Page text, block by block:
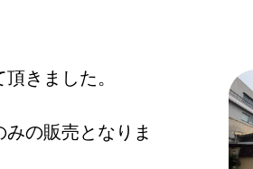
きました。
の販売となりま